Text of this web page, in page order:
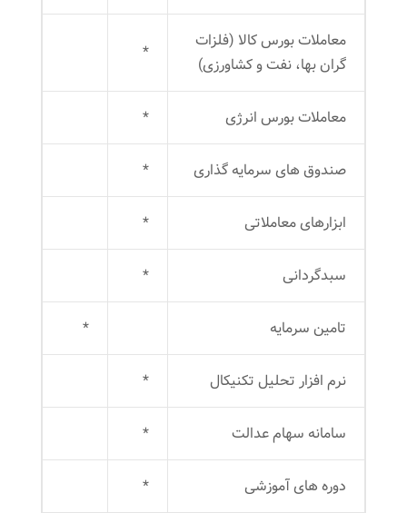
معاملات بورس کالا (فلزات
گران بها، نفت و کشاورزی)
*
معاملات بورس انرژی *
صندوق های سرمایه گذاری *
ابزارهای معاملاتی *
سبدگردانی *
تامین سرمایه *
نرم افزار تحلیل تکنیکال *
سامانه سهام عدالت *
دوره های آموزشی *